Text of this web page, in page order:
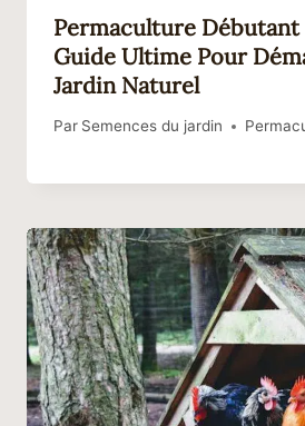
Permaculture Débutant
Guide Ultime Pour
Jardin Naturel
Par Semences du jardin